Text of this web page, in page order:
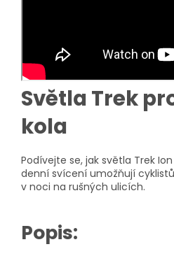
Světla Trek
kola
Podívejte se, jak světla Trek Ion
denní svícení umožňují
v noci na rušných ulicích.
Popis: